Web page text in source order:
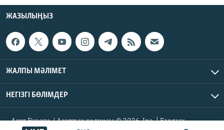
ЖАЗЫЛЫҢЫЗ
ЖАЛПЫ МӘЛІМЕТ
НЕГІЗГІ БӨЛІМДЕР
Азат Еуропа / Азаттық радиосы © 2026, Inc. | Барлық